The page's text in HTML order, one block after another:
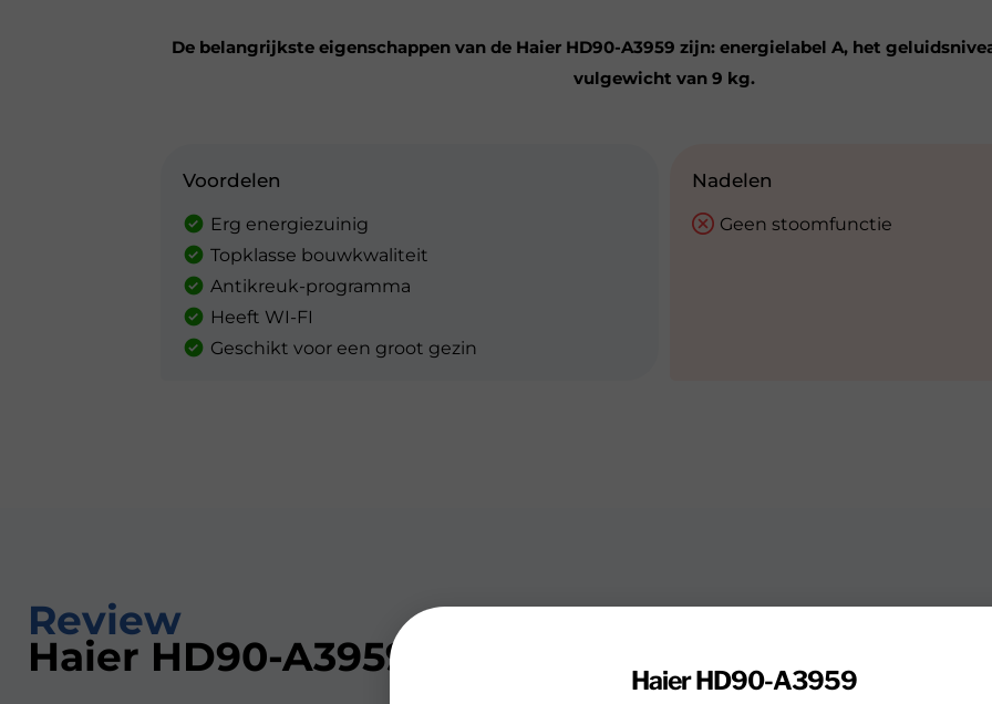
De belangrijkste eigenschappen van de Haier HD90-A3959 zijn: energielabel A, het
vulgewicht van 9 kg.
Voordelen
Erg energiezuinig
Topklasse bouwkwaliteit
Antikreuk-programma
Heeft WI-FI
Geschikt voor een groot gezin
Nadelen
Geen stoomfunctie
Review
Haier HD90-A3959 Haier HD90-A3959